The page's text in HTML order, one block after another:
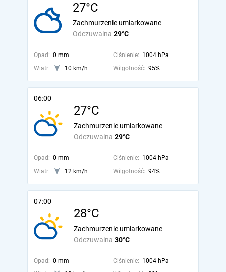
27°C
Odczuwalna 29°C
Zachmurzenie umiarkowane
Opad: 0 mm Ciśnienie: 1004 hPa
Wiatr:
10 km/h Wilgotność: 95%
06:00
27°C
Odczuwalna 29°C
Zachmurzenie umiarkowane
Opad: 0 mm Ciśnienie: 1004 hPa
Wiatr:
12 km/h Wilgotność: 94%
07:00
28°C
Odczuwalna 30°C
Zachmurzenie umiarkowane
Opad: 0 mm Ciśnienie: 1004 hPa